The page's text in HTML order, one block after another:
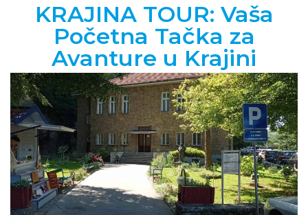
KRAJINA TOUR: Vaša
Početna Tačka za
Avanture u Krajini